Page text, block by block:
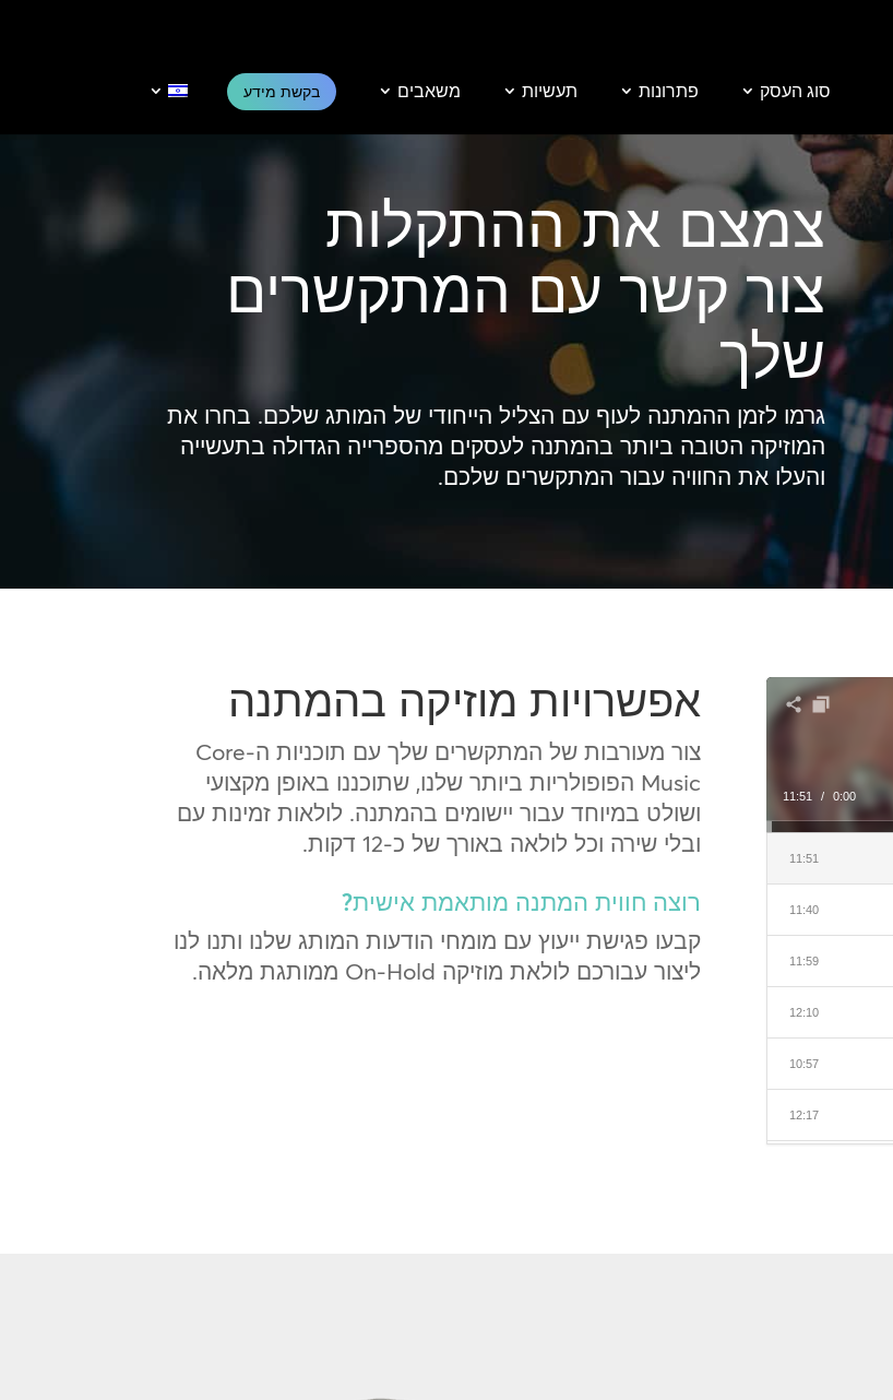
סוג העסק פתרונות תעשיות משאבים בקשת מידע
צמצם את ההתקלות
צור קשר עם המתקשרים
שלך
גרמו לזמן ההמתנה לעוף עם הצליל הייחודי של המותג שלכם. בחרו את
המוזיקה הטובה ביותר בהמתנה לעסקים מהספרייה הגדולה בתעשייה
והעלו את החוויה עבור המתקשרים שלכם.
אפשרויות מוזיקה בהמתנה
צור מעורבות של המתקשרים שלך עם תוכניות ה-Core
Music הפופולריות ביותר שלנו, שתוכננו באופן מקצועי
ושולט במיוחד עבור יישומים בהמתנה. לולאות זמינות עם
ובלי שירה וכל לולאה באורך של כ-12 דקות.
רוצה חווית המתנה מותאמת אישית?
קבעו פגישת ייעוץ עם מומחי הודעות המותג שלנו ותנו לנו
ליצור עבורכם לולאת מוזיקה On-Hold ממותגת מלאה.
0:00
/
11:51
11:51
11:40
11:59
12:10
10:57
12:17